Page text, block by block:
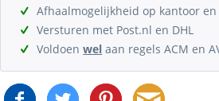
Afhaalmogelijkheid op kantoor
Versturen met Post.nl en DHL
Voldoenwel aan regels ACM en